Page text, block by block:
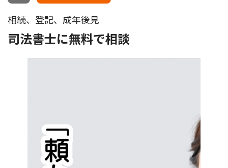
相続、登記、成年後見
司法書士に無料で相談